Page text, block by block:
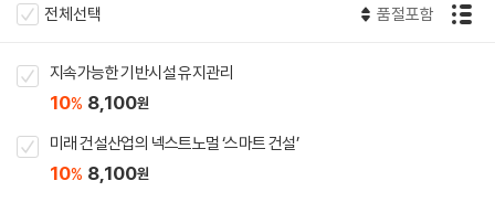
전체선택 품절포함
지속가능한 기반시설 유지관리
10% 8,100원
미래 건설산업의 넥스트노멀 ‘스마트 건설’
10% 8,100원